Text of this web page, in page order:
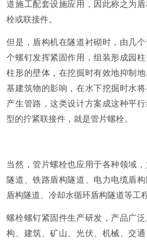
道施工配套设施应用，因此称之为
栓或联接件。
但是，盾构机在隧道衬砌时，由几
个螺钉发挥紧固作用，组装形成园
柱形的壁体，在挖掘时有效地抑制
基建筑物的影响，在水下挖掘时水将
产生管路，这类设计方案成这种平
型的拧紧联接件，就是管片螺栓。
当然，管片螺栓也应用于各种领域
隧道、铁路盾构隧道、电力电缆盾
盾构隧道、冷却水循环盾构隧道等工
螺栓螺钉紧固件生产研发，产品广
构、建筑、矿山、光伏、机械、交